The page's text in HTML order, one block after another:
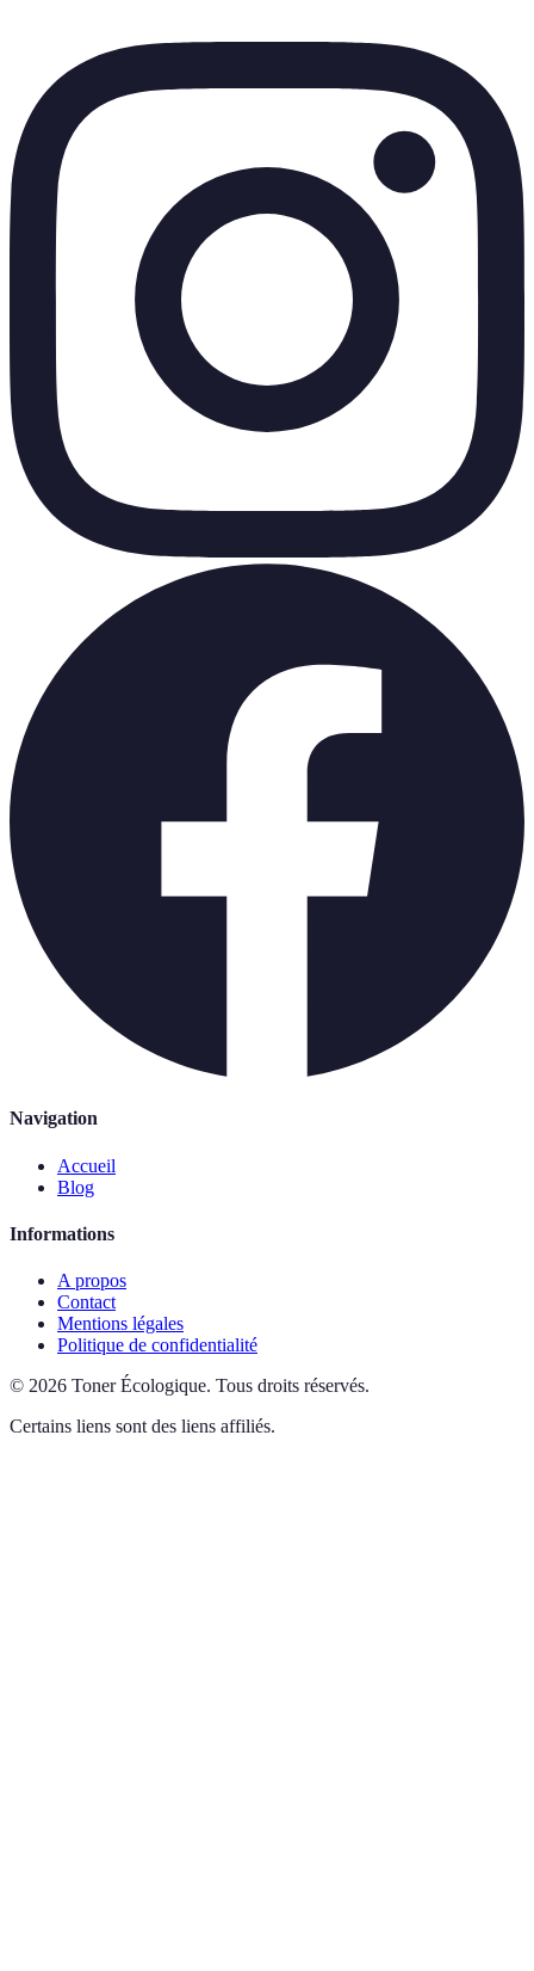
Navigation
Accueil
Blog
Informations
A propos
Contact
Mentions légales
Politique de confidentialité
© 2026 Toner Écologique. Tous droits réservés.
Certains liens sont des liens affiliés.